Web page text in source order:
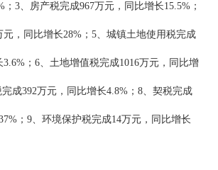
3、房产税完成967万元，同比增长15.5%；
元，同比增长28%；5、城镇土地使用税完成
3.6%；6、土地增值税完成1016万元，同比增
成392万元，同比增长4.8%；8、契税完成
；9、环境保护税完成14万元，同比增长